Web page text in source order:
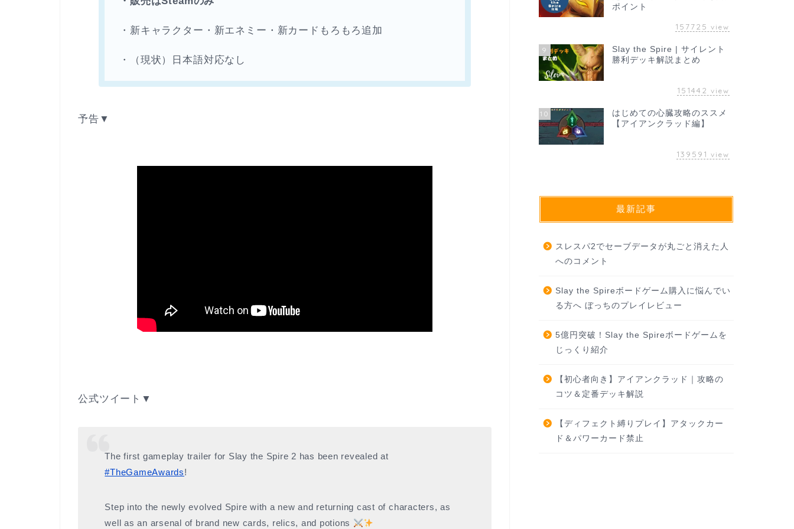
・新キャラクター・新エネミー・新カードもろもろ追加
・（現状）日本語対応なし
予告▼
公式ツイート▼
The first gameplay trailer for Slay the Spire 2 has been revealed at
#TheGameAwards!
Step into the newly evolved Spire with a new and returning cast of characters, as
well as an arsenal of brand new cards, relics, and potions
ポイント
157725 view
9
Slay the Spire | サイレント
勝利デッキ解説まとめ
151442 view
10
はじめての心臓攻略のススメ
【アイアンクラッド編】
139591 view
最新記事
スレスパ2でセーブデータが丸ごと消えた人
へのコメント
Slay the Spireボードゲーム購入に悩んでい
る方へ ぼっちのプレイレビュー
5億円突破！Slay the Spireボードゲームを
じっくり紹介
【初心者向き】アイアンクラッド｜攻略の
コツ＆定番デッキ解説
【ディフェクト縛りプレイ】アタックカー
ド＆パワーカード禁止